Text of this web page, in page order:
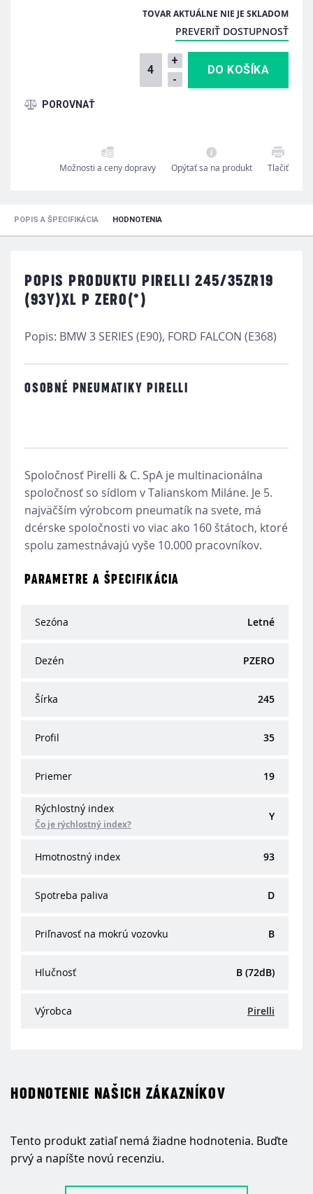
TOVAR AKTUÁLNE NIE JE SKLADOM
PREVERIŤ DOSTUPNOSŤ
+
-
Možnosti a ceny dopravy Opýtať sa na produkt Tlačiť
POPIS A ŠPECIFIKÁCIA HODNOTENIA
POPIS PRODUKTU PIRELLI 245/35ZR19
(93Y)XL P ZERO(*)
Popis: BMW 3 SERIES (E90), FORD FALCON (E368)
OSOBNÉ PNEUMATIKY PIRELLI
Spoločnosť Pirelli & C. SpA je multinacionálna
spoločnosť so sídlom v Talianskom Miláne. Je 5.
najväčším výrobcom pneumatík na svete, má
dcérske spoločnosti vo viac ako 160 štátoch, ktoré
spolu zamestnávajú vyše 10.000 pracovníkov.
PARAMETRE A ŠPECIFIKÁCIA
Sezóna Letné
Dezén PZERO
Šírka 245
Profil 35
Priemer 19
Rýchlostný index
Čo je rýchlostný index?
Y
Hmotnostný index 93
Spotreba paliva D
Priľnavosť na mokrú vozovku B
Hlučnosť B (72dB)
Výrobca Pirelli
HODNOTENIE NAŠICH ZÁKAZNÍKOV
Tento produkt zatiaľ nemá žiadne hodnotenia. Buďte
prvý a napíšte novú recenziu.